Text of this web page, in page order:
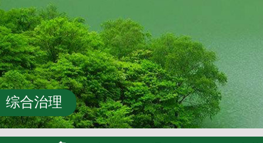
综合治理